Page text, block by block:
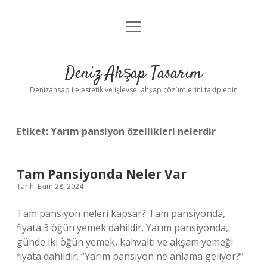
Anasayfa
Yasal Uyarı
menüyü
Deniz Ahşap Tasarım
Denizahsap ile estetik ve işlevsel ahşap çözümlerini takip edin
Etiket:Yarım pansiyon özellikleri nelerdir
Tam Pansiyonda Neler Var
Tarih: Ekim 28, 2024
Tam pansiyon neleri kapsar? Tam pansiyonda,
fiyata 3 öğün yemek dahildir. Yarım pansiyonda,
günde iki öğün yemek, kahvaltı ve akşam yemeği
fiyata dahildir. “Yarım pansiyon ne anlama geliyor?”